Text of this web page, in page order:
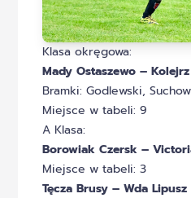
Klasa okręgowa:
Mady Ostaszewo –
Bramki: Godlewski,
Miejsce w tabeli: 9
A Klasa:
Borowiak Czersk –
Miejsce w tabeli: 3
Tęcza Brusy – Wda